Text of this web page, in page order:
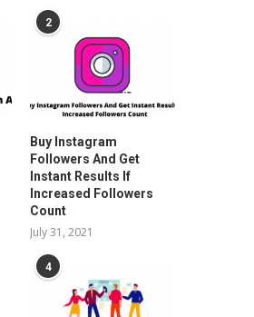
2
Buy Instagram
Followers And Get
Instant Results If
Increased Followers
Count
July 31, 2021
4